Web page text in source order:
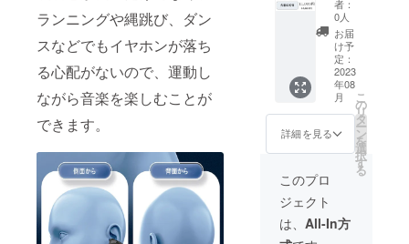
ランニングや縄跳び、ダン
スなどでもイヤホンが落ち
る心配がないので、運動し
ながら音楽を楽しむことが
できます。
ラー：
ホワイ
トとブ
ラック
※お届け
日より
6ヶ月
間、起
案者に
けられ
ます。
34％OF
F 1セッ
ト内
容：
BT500
本体x1
充電
ケース
x1 ケー
ブルx1
取扱説
明書x1
※包装サ
イズ：
9.5*11.
5*3.8c
者：
0人
お届
け予
定：
2023
年08
月
詳細を見る
こ
の
リ
タ
ー
ン
を
選
択
す
る
このプロ
ジェクト
は、 All-In方